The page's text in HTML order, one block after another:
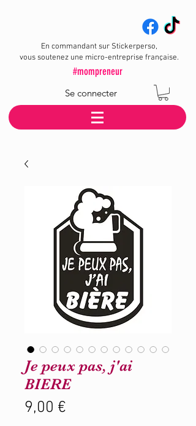
En commandant sur Stickerperso,
vous soutenez une micro-entreprise française.
#mompreneur
Se connecter
Je peux pas, j'ai
BIERE
9,00 €